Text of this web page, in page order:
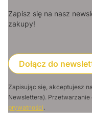
Zapisz się na nasz
zakupy!
Dołącz do
Zapisując się, akceptujesz
Newslettera).
prywatności.